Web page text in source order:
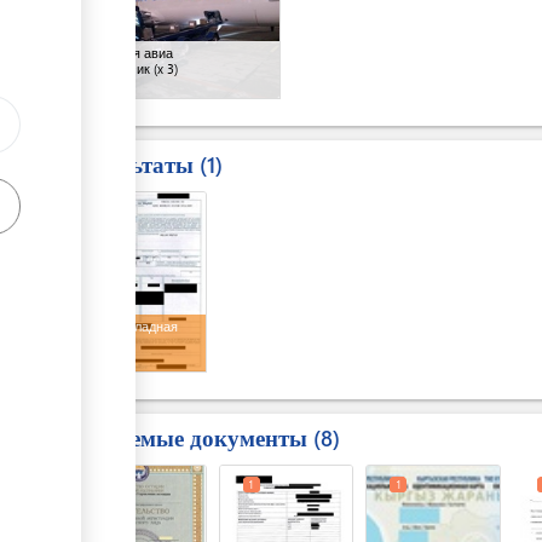
Компания авиа
перевозчик (x 3)
Результаты 1
Авиа накладная
Требуемые документы 8
1 1